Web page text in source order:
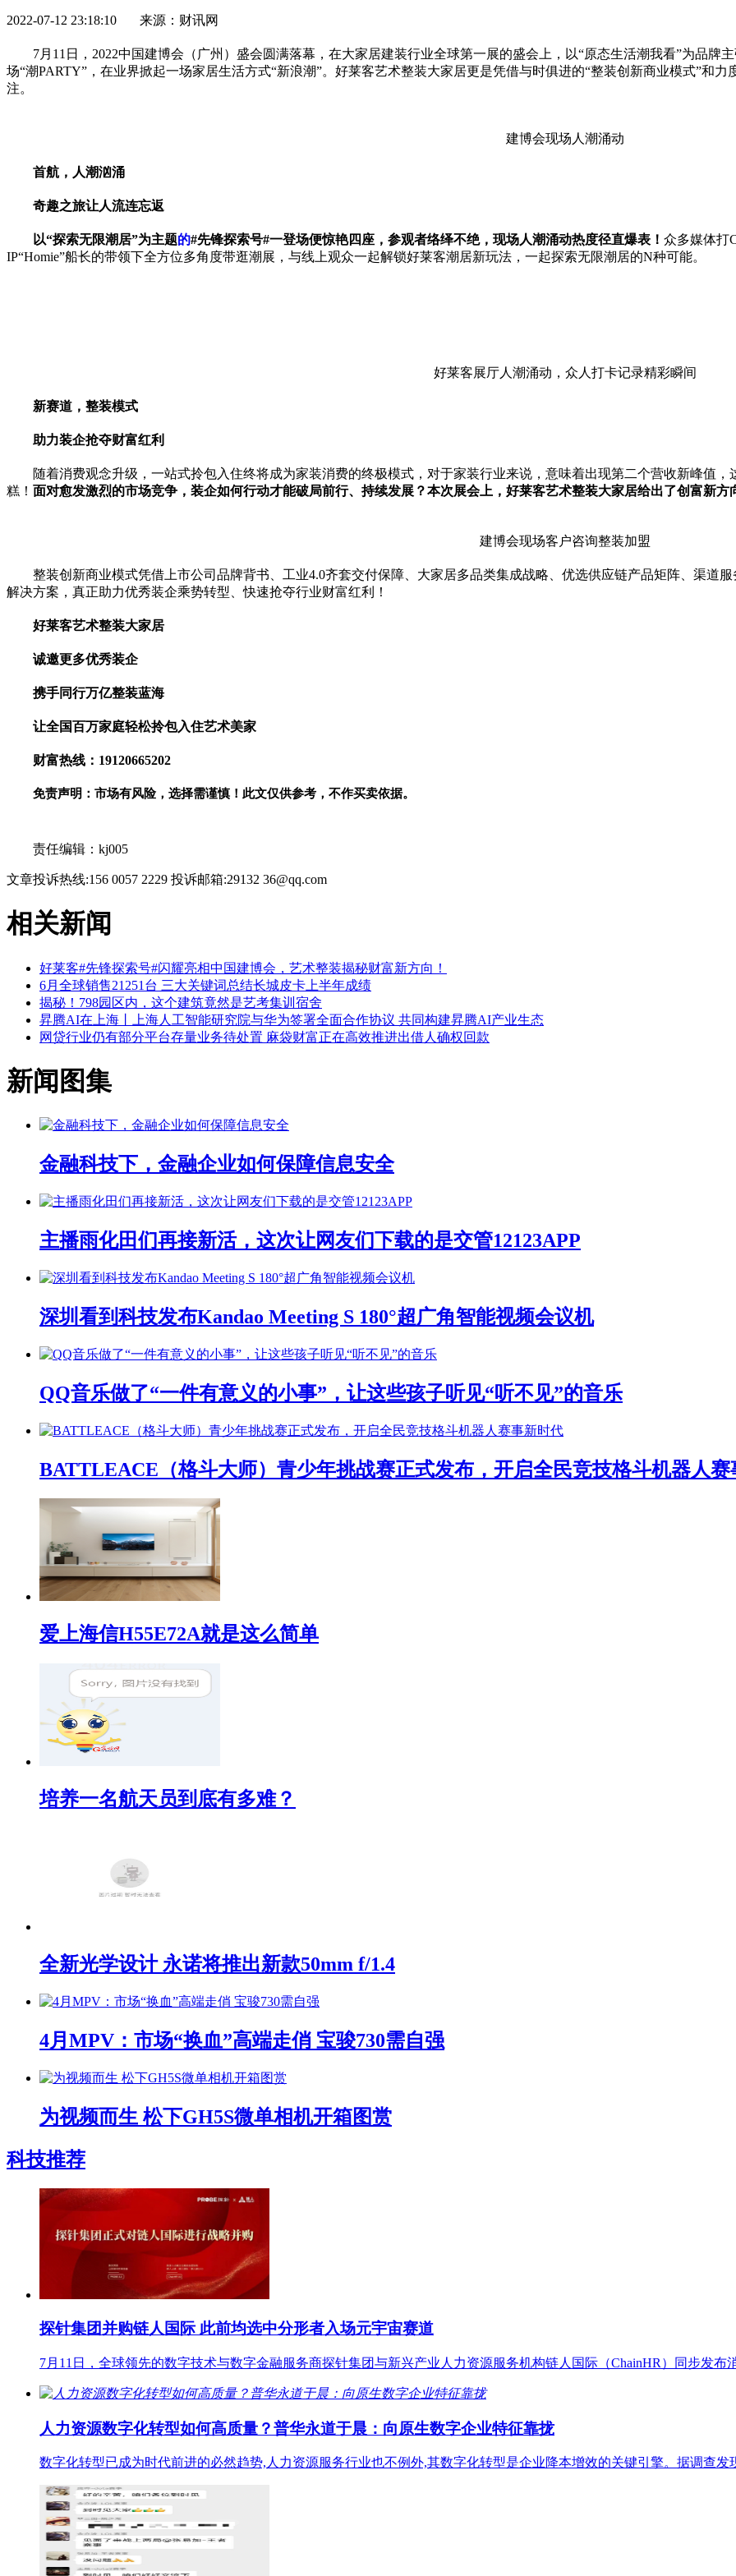
2022-07-12 23:18:10 来源：财讯网
7月11日，2022中国建博会（广州）盛会圆满落幕，在大家居建装行业全球第一展的盛会上，以“原态生活潮我看”为品牌
场“潮PARTY”，在业界掀起一场家居生活方式“新浪潮”。好莱客艺术整装大家居更是凭借与时俱进的“整装创新商业模式”和
注。
建博会现场人潮涌动
首航，人潮汹涌
奇趣之旅让人流连忘返
以“探索无限潮居”为主题的#先锋探索号#一登场便惊艳四座，参观者络绎不绝，现场人潮涌动热度径直爆表！ 众多媒体打
IP“Homie”船长的带领下全方位多角度带逛潮展，与线上观众一起解锁好莱客潮居新玩法，一起探索无限潮居的N种可能。
好莱客展厅人潮涌动，众人打卡记录精彩瞬间
新赛道，整装模式
助力装企抢夺财富红利
随着消费观念升级，一站式拎包入住终将成为家装消费的终极模式，对于家装行业来说，意味着出现第二个营收新峰值
糕！ 面对愈发激烈的市场竞争，装企如何行动才能破局前行、持续发展？本次展会上，好莱客艺术整装大家居给出了创富新
建博会现场客户咨询整装加盟
整装创新商业模式凭借上市公司品牌背书、工业4.0齐套交付保障、大家居多品类集成战略、优选供应链产品矩阵、渠道
解决方案，真正助力优秀装企乘势转型、快速抢夺行业财富红利！
好莱客艺术整装大家居
诚邀更多优秀装企
携手同行万亿整装蓝海
让全国百万家庭轻松拎包入住艺术美家
财富热线：19120665202
免责声明：市场有风险，选择需谨慎！此文仅供参考，不作买卖依据。
责任编辑：kj005
文章投诉热线:156 0057 2229 投诉邮箱:29132 36@qq.com
相关新闻
好莱客#先锋探索号#闪耀亮相中国建博会，艺术整装揭秘财富新方向！
6月全球销售21251台 三大关键词总结长城皮卡上半年成绩
揭秘！798园区内，这个建筑竟然是艺考集训宿舍
昇腾AI在上海丨上海人工智能研究院与华为签署全面合作协议 共同构建昇腾AI产业生态
网贷行业仍有部分平台存量业务待处置 麻袋财富正在高效推进出借人确权回款
新闻图集
金融科技下，金融企业如何保障信息安全
主播雨化田们再接新活，这次让网友们下载的是交管12123APP
深圳看到科技发布Kandao Meeting S 180°超广角智能视频会议机
QQ音乐做了“一件有意义的小事”，让这些孩子听见“听不见”的音乐
BATTLEACE（格斗大师）青少年挑战赛正式发布，开启全民竞技格斗机器人赛
爱上海信H55E72A就是这么简单
培养一名航天员到底有多难？
全新光学设计 永诺将推出新款50mm f/1.4
4月MPV：市场“换血”高端走俏 宝骏730需自强
为视频而生 松下GH5S微单相机开箱图赏
科技推荐
探针集团并购链人国际 此前均选中分形者入场元宇宙赛道
7月11日，全球领先的数字技术与数字金融服务商探针集团与新兴产业人力资源服务机构链人国际（ChainHR）同步发布
人力资源数字化转型如何高质量？普华永道于晨：向原生数字企业特征靠拢
数字化转型已成为时代前进的必然趋势,人力资源服务行业也不例外,其数字化转型是企业降本增效的关键引擎。据调查发